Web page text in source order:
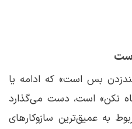
بس است» که ادامه یا
نکن» است، دست می‌گذارد
به عمیق‌ترین سازوکارهای